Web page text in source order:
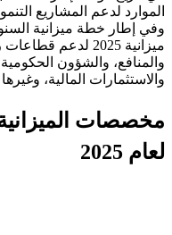
الموارد لدعم المشاريع
ميزانية 2025 لدعم
والمنافع، والشؤون
والاستثمارات المالية،
مخصصات الميزانية
لعام 2025